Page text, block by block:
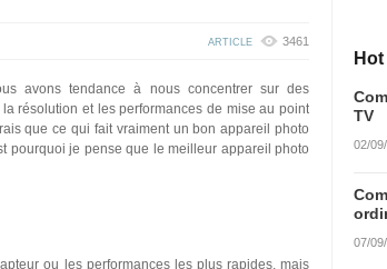
ARTICLE 3461
avons tendance à nous concentrer sur des
résolution et les performances de mise au point
que ce qui fait vraiment un bon appareil photo
pourquoi je pense que le meilleur appareil photo
ou les performances les plus rapides, mais
TV
02/
07/